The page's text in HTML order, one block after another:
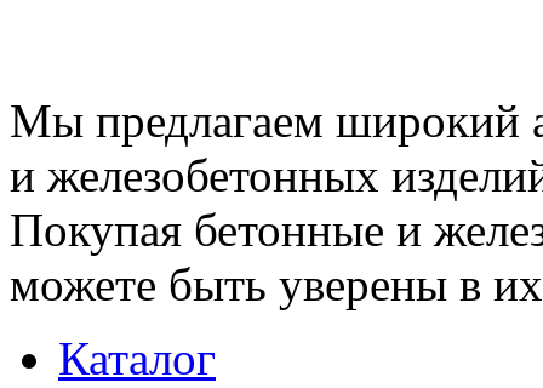
Мы предлагаем широкий
и железобетонных
Покупая бетонные и
можете быть уверены в их
Каталог